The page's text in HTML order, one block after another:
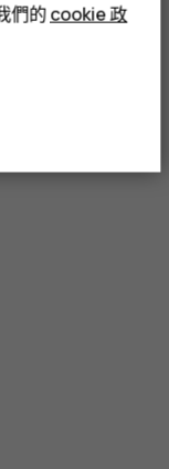
們的cookie 政